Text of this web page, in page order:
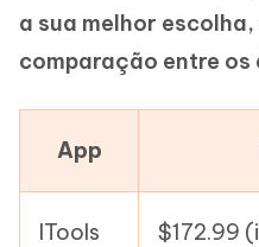
a sua melhor
comparação entre os
App
ITools
$172.99